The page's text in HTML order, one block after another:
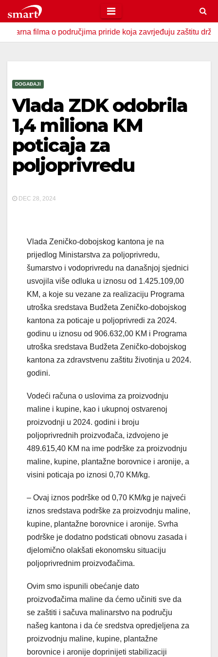
to
contento područjima priride koja zavrjeđuju zaštitu države U
DOGAĐAJI
Vlada ZDK odobrila
1,4 miliona KM
poticaja za
poljoprivredu
DEC 28, 2024
Vlada Zeničko-dobojskog kantona je na
prijedlog Ministarstva za poljoprivredu,
šumarstvo i vodoprivredu na današnjoj sjednici
usvojila više odluka u iznosu od 1.425.109,00
KM, a koje su vezane za realizaciju Programa
utroška sredstava Budžeta Zeničko-dobojskog
kantona za poticaje u poljoprivredi za 2024.
godinu u iznosu od 906.632,00 KM i Programa
utroška sredstava Budžeta Zeničko-dobojskog
kantona za zdravstvenu zaštitu životinja u 2024.
godini.
Vodeći računa o uslovima za proizvodnju
maline i kupine, kao i ukupnoj ostvarenoj
proizvodnji u 2024. godini i broju
poljoprivrednih proizvođača, izdvojeno je
489.615,40 KM na ime podrške za proizvodnju
maline, kupine, plantažne borovnice i aronije, a
visini poticaja po iznosi 0,70 KM/kg.
– Ovaj iznos podrške od 0,70 KM/kg je najveći
iznos sredstava podrške za proizvodnju maline,
kupine, plantažne borovnice i aronije. Svrha
podrške je dodatno podsticati obnovu zasada i
djelomično olakšati ekonomsku situaciju
poljoprivrednim proizvođačima.
Ovim smo ispunili obećanje dato
proizvođačima maline da ćemo učiniti sve da
se zaštiti i sačuva malinarstvo na području
našeg kantona i da će sredstva opredjeljena za
proizvodnju maline, kupine, plantažne
borovnice i aronije doprinijeti stabilizaciji